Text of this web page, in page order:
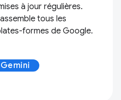
à jour régulières.
tous les
formes de Google.